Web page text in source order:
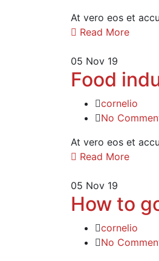
At vero eos et
Read More
05 Nov 19
Food
cornelio
No
At vero eos et
Read More
05 Nov 19
How to
cornelio
No